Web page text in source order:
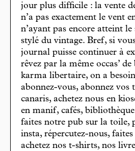
jour plus difficile : la vente
n’a pas exactement le vent
n’ayant pas encore atteint
stylé du vintage. Bref, si
journal puisse continuer à
rêvez par la même occas’
karma libertaire, on a
abonnez-vous, abonnez vos
canaris, achetez nous en
en manif, cafés,
faites notre pub sur la toile,
insta, répercutez-nous, faites
achetez nos t-shirts, nos